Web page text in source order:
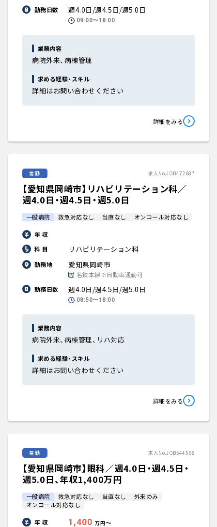
勤務日数
週4.0日/週4.5日/週5.0日
09:00〜18:00
業務内容
病院外来、病棟管理
求める経験・スキル
詳細はお問い合わせください
詳細をみる
常勤 求人No.JOB472687
【愛知県岡崎市】リハビリテーション科／
週4.0日・週4.5日・週5.0日
一般病院 救急対応なし 当直なし オンコール対応なし
年 収
科 目
リハビリテーション科
勤務地 愛知県岡崎市
名鉄本線※自動車通勤可
勤務日数
週4.0日/週4.5日/週5.0日
08:50〜18:00
業務内容
病院外来、病棟管理、リハ対応
求める経験・スキル
詳細はお問い合わせください
詳細をみる
常勤 求人No.JOB544568
【愛知県岡崎市】眼科／週4.0日・週4.5日・
週5.0日、年収1,400万円
一般病院 救急対応なし 当直なし
外来のみ
オンコール対応なし
年 収 1,400 万円〜